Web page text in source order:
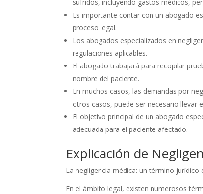
sufridos, incluyendo gastos médicos,
Es importante contar con un abogado
proceso legal.
Los abogados especializados en
regulaciones aplicables.
El abogado trabajará para recopilar
nombre del paciente.
En muchos casos, las demandas por
otros casos, puede ser necesario llevar
El objetivo principal de un abogado
adecuada para el paciente afectado.
Explicación de
La negligencia médica: un término
En el ámbito legal, existen numerosos